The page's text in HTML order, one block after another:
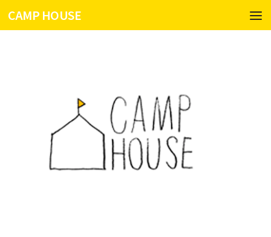
コンテンツへスキップ
CAMP HOUSE